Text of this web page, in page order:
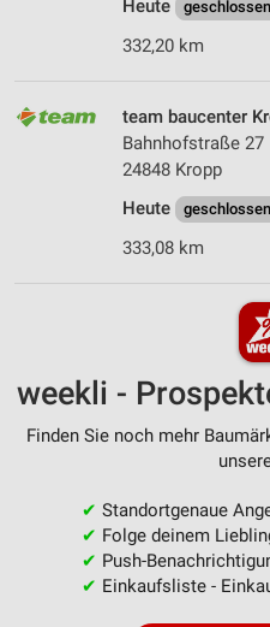
Heute
geschlossen
332,20 km
team baucenter
Bahnhofstraße 27
24848 Kropp
Heute
geschlossen
333,08 km
weekli -
Finden Sie noch mehr
✔ Standortgenaue
✔ Folge deinem
✔ Push-
✔ Einkaufsliste -